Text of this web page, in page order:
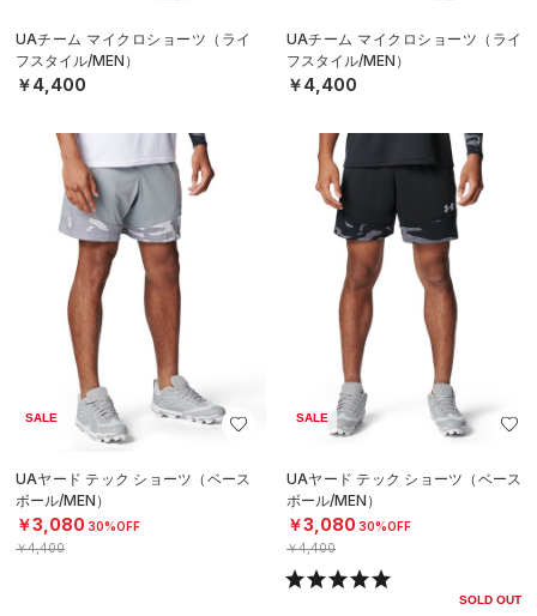
UAチーム マイクロショーツ（ライ
フスタイル/MEN）
￥4,400
UAチーム マイクロショーツ（ライ
フスタイル/MEN）
￥4,400
SALE
UAヤード テック ショーツ（ベース
ボール/MEN）
￥3,080 30%OFF
￥4,400
SALE
UAヤード テック ショーツ（ベース
ボール/MEN）
￥3,080 30%OFF
￥4,400
SOLD OUT